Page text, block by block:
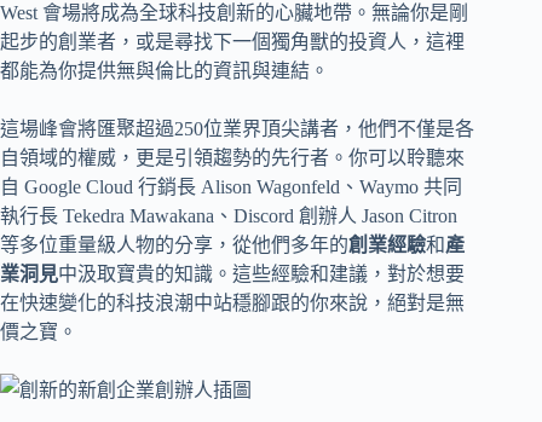
West 會場將成為全球科技創新的心臟地帶。無論你是剛
起步的創業者，或是尋找下一個獨角獸的投資人，這裡
都能為你提供無與倫比的資訊與連結。
這場峰會將匯聚超過250位業界頂尖講者，他們不僅是各
自領域的權威，更是引領趨勢的先行者。你可以聆聽來
自 Google Cloud 行銷長 Alison Wagonfeld、Waymo 共同
執行長 Tekedra Mawakana、Discord 創辦人 Jason Citron
等多位重量級人物的分享，從他們多年的創業經驗和產
業洞見中汲取寶貴的知識。這些經驗和建議，對於想要
在快速變化的科技浪潮中站穩腳跟的你來說，絕對是無
價之寶。